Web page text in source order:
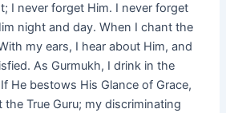
I never forget Him. I never forget
night and day. When I chant the
my ears, I hear about Him, and
As Gurmukh, I drink in the
He bestows His Glance of Grace,
the True Guru; my discriminating